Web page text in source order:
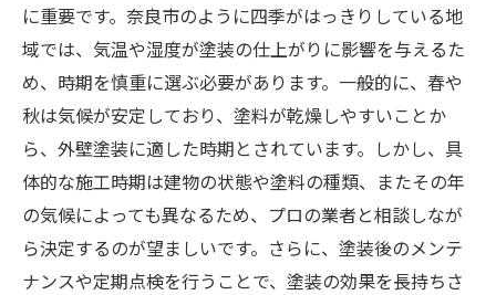
に重要です。奈良市のように四季がはっきりしている地
域では、気温や湿度が塗装の仕上がりに影響を与えるた
め、時期を慎重に選ぶ必要があります。一般的に、春や
秋は気候が安定しており、塗料が乾燥しやすいことか
ら、外壁塗装に適した時期とされています。しかし、具
体的な施工時期は建物の状態や塗料の種類、またその年
の気候によっても異なるため、プロの業者と相談しなが
ら決定するのが望ましいです。さらに、塗装後のメンテ
ナンスや定期点検を行うことで、塗装の効果を長持ちさ